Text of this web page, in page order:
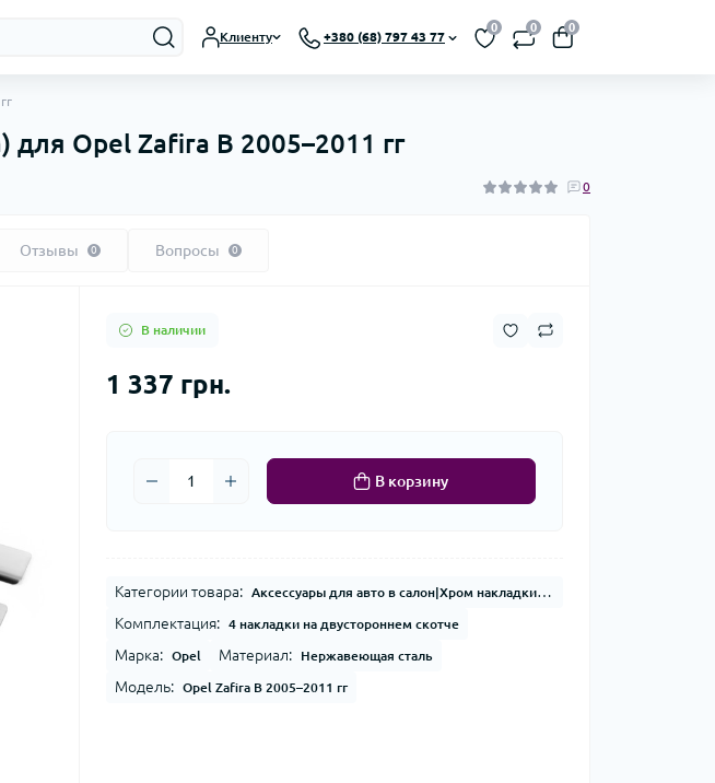
Клиенту +380 (68) 797 43 77
0 0 0
Opel Zafira B 2005–2011 гг
0
Отзывы 0 Вопросы 0
В наличии
1 337 грн.
В корзину
Категории товара: Аксессуары для авто в салон|Хром накладки|Накладки на пороги|Хром накладки в салон
Комплектация: 4 накладки на двустороннем скотче
Марка: Opel Материал: Нержавеющая сталь
Модель: Opel Zafira B 2005–2011 гг